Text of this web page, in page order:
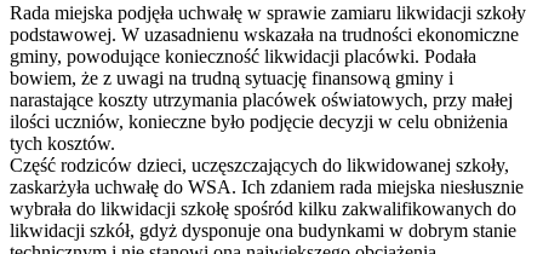
Rada miejska podjęła uchwałę w sprawie zamiaru likwidacji szkoły
podstawowej. W uzasadnienu wskazała na trudności ekonomiczne
gminy, powodujące konieczność likwidacji placówki. Podała
bowiem, że z uwagi na trudną sytuację finansową gminy i
narastające koszty utrzymania placówek oświatowych, przy małej
ilości uczniów, konieczne było podjęcie decyzji w celu obniżenia
tych kosztów.
Część rodziców dzieci, uczęszczających do likwidowanej szkoły,
zaskarżyła uchwałę do WSA. Ich zdaniem rada miejska niesłusznie
wybrała do likwidacji szkołę spośród kilku zakwalifikowanych do
likwidacji szkół, gdyż dysponuje ona budynkami w dobrym stanie